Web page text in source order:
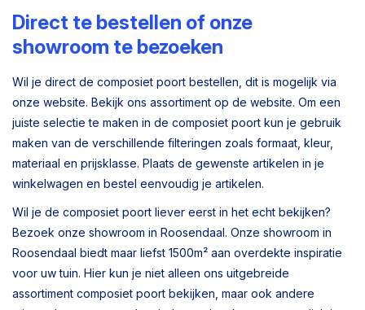
Direct te bestellen of onze
showroom te bezoeken
Wil je direct de composiet poort bestellen, dit is mogelijk via
onze website. Bekijk ons assortiment op de website. Om een
juiste selectie te maken in de composiet poort kun je gebruik
maken van de verschillende filteringen zoals formaat, kleur,
materiaal en prijsklasse. Plaats de gewenste artikelen in je
winkelwagen en bestel eenvoudig je artikelen.
Wil je de composiet poort liever eerst in het echt bekijken?
Bezoek onze showroom in Roosendaal. Onze showroom in
Roosendaal biedt maar liefst 1500m² aan overdekte inspiratie
voor uw tuin. Hier kun je niet alleen ons uitgebreide
assortiment composiet poort bekijken, maar ook andere